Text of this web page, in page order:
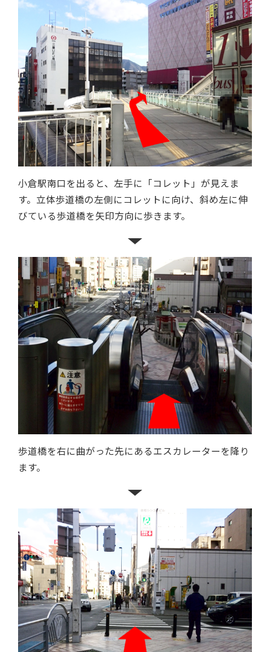
小倉駅南口を出ると、左手に「コレット」が見えま
す。立体歩道橋の左側にコレットに向け、斜め左に伸
びている歩道橋を矢印方向に歩きます。
歩道橋を右に曲がった先にあるエスカレーターを降り
ます。